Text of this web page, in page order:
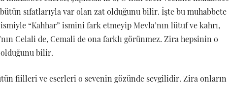
sıfatlarıyla var olan zat olduğunu bilir. İşte bu muhabbete
“Kahhar” ismini fark etmeyip Mevla’nın lütuf ve kahrı,
Celali de, Cemali de ona farklı görünmez. Zira hepsinin o
bilir.
fiilleri ve eserleri o sevenin gözünde sevgilidir. Zira onların